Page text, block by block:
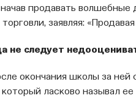
продавать
заявляя:
не следует
окончания школы за
ласково называл ее